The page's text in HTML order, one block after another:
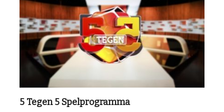
5 Tegen 5 Spelprogramma